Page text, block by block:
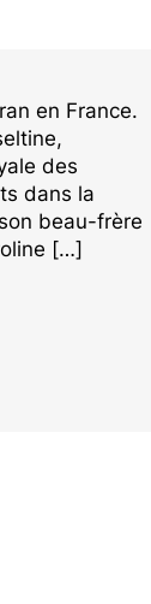
en France.
des
dans la
beau-frère
[…]